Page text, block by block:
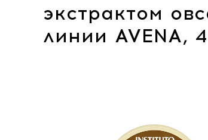
экстрактом
линии AVENA,